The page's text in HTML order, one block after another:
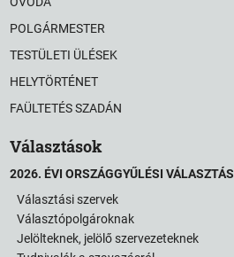
POLGÁRMESTER
TESTÜLETI ÜLÉSEK
HELYTÖRTÉNET
FAÜLTETÉS SZADÁN
Választások
2026. ÉVI ORSZÁGGYŰLÉSI VÁLASZTÁS
Választási szervek
Választópolgároknak
Jelölteknek, jelölő szervezeteknek